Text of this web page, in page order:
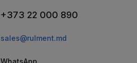
+373 22 000 890
sales@rulment.md
WhatsApp